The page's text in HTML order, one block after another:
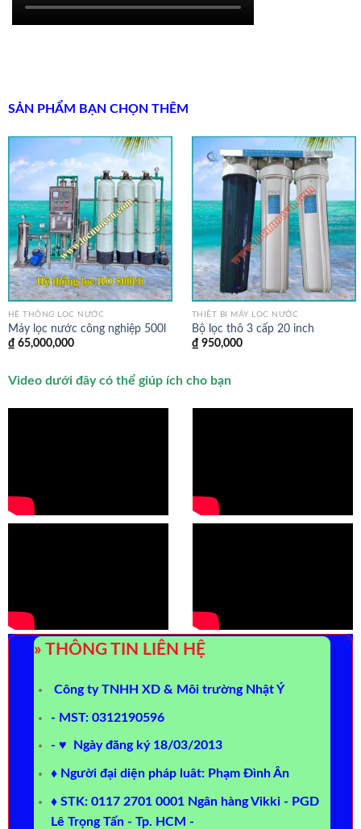
SẢN PHẨM BẠN CHỌN THÊM
HỆ THỐNG LỌC NƯỚC
Máy lọc nước công nghiệp 500l
₫ 65,000,000
THIẾT BỊ MÁY LỌC NƯỚC
Bộ lọc thô 3 cấp 20 inch
₫ 950,000
Video dưới đây có thể giúp ích cho bạn
» THÔNG TIN LIÊN HỆ
Công ty TNHH XD & Môi trường Nhật Ý
- MST: 0312190596
- ♥ Ngày đăng ký 18/03/2013
♦ Người đại diện pháp luât: Phạm Đình Ân
♦ STK: 0117 2701 0001 Ngân hàng Vikki - PGD
Lê Trọng Tấn - Tp. HCM -